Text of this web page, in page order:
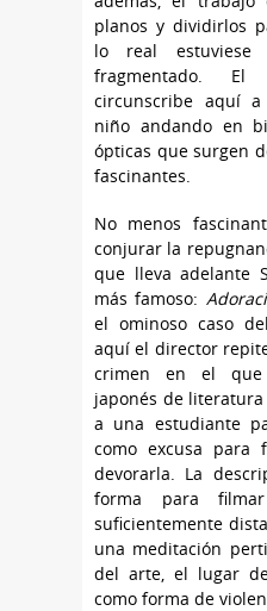
planos y dividirlos
lo real estuviese
fragmentado.
circunscribe aquí
niño andando en
ópticas que surgen
fascinantes.
No menos
conjurar la
que lleva adelante
más famoso:
el ominoso caso
aquí el director
crimen en el que
japonés de
a una estudiante
como excusa para
devorarla. La
forma para
suficientemente
una meditación
del arte, el lugar
como forma de